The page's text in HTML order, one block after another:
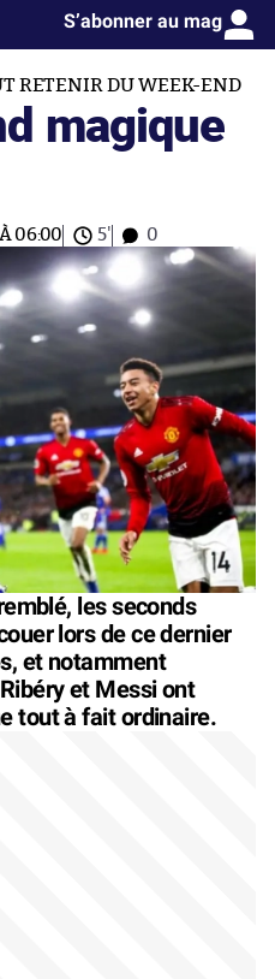
S’abonner au mag
RETENIR DU WEEK-END
magique
06:00 5' 0
les seconds
lors de ce dernier
et notamment
et Messi ont
tout à fait ordinaire.